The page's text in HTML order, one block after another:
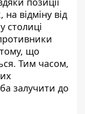
на відміну від
столиці
тому, що
Тим часом,
залучити до